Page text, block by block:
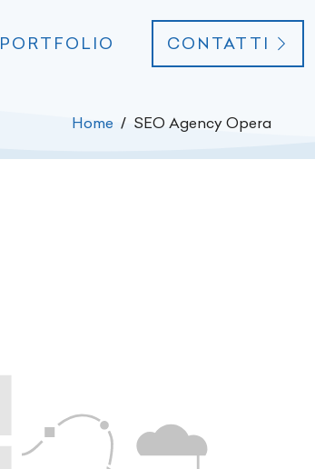
PORTFOLIO CONTATTI
Home SEO Agency Opera